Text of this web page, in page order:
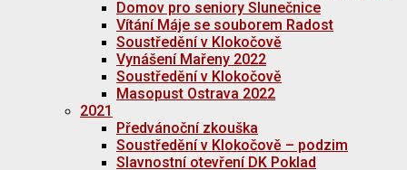
Domov pro seniory Slunečnice
Vítání Máje se souborem Radost
Soustředění v Klokočově
Vynášení Mařeny 2022
Soustředění v Klokočově
Masopust Ostrava 2022
2021
Předvánoční zkouška
Soustředění v Klokočově – podzim
Slavnostní otevření DK Poklad